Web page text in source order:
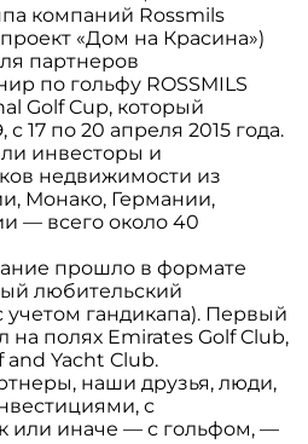
компаний Rossmils
«Дом на Красина»)
партнеров
по гольфу ROSSMILS
Golf Cup, который
17 по 20 апреля 2015 года.
инвесторы и
недвижимости из
Монако, Германии,
— всего около 40
прошло в формате
любительский
гандикапа). Первый
полях Emirates Golf Club,
Yacht Club.
наши друзья, люди,
с
или иначе — с гольфом, —